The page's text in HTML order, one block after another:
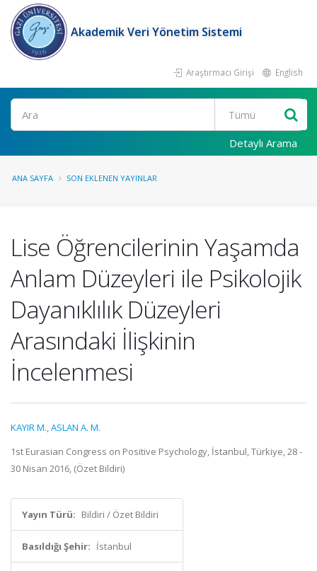
Akademik Veri Yönetim Sistemi
Araştırmacı Girişi English
Ara
Detaylı Arama
ANA SAYFA SON EKLENEN YAYINLAR
Lise Öğrencilerinin Yaşamda
Anlam Düzeyleri ile Psikolojik
Dayanıklılık Düzeyleri
Arasındaki İlişkinin
İncelenmesi
KAYIR M.,ASLAN A. M.
1st Eurasian Congress on Positive Psychology, İstanbul, Türkiye, 28 -
30 Nisan 2016, (Özet Bildiri)
Yayın Türü: Bildiri / Özet Bildiri
Basıldığı Şehir: İstanbul